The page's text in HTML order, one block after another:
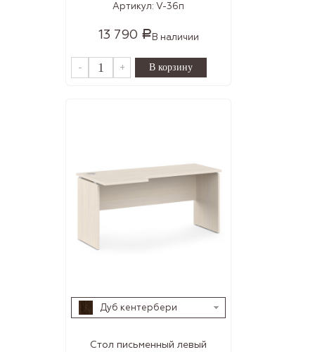
Артикул: V-36п
13 790 Р В наличии
- +
Дуб кентербери
Стол письменный левый